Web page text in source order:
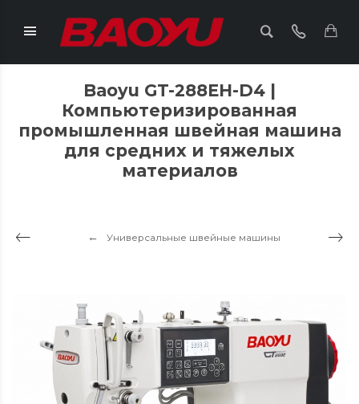
Baoyu GT-288EH-D4 |
Компьютеризированная
промышленная швейная машина
для средних и тяжелых
материалов
Универсальные швейные машины